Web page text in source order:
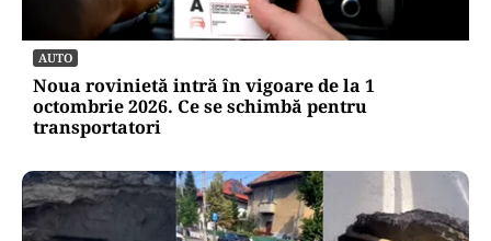
AUTO
Noua rovinietă intră în vigoare de la 1
octombrie 2026. Ce se schimbă pentru
transportatori